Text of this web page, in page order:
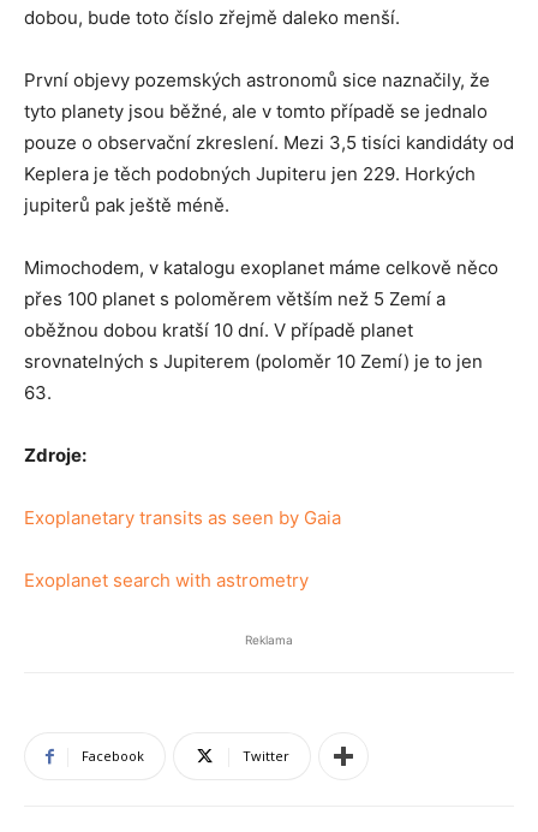
dobou, bude toto číslo zřejmě daleko menší.
První objevy pozemských astronomů sice naznačily, že
tyto planety jsou běžné, ale v tomto případě se jednalo
pouze o observační zkreslení. Mezi 3,5 tisíci kandidáty od
Keplera je těch podobných Jupiteru jen 229. Horkých
jupiterů pak ještě méně.
Mimochodem, v katalogu exoplanet máme celkově něco
přes 100 planet s poloměrem větším než 5 Zemí a
oběžnou dobou kratší 10 dní. V případě planet
srovnatelných s Jupiterem (poloměr 10 Zemí) je to jen
63.
Zdroje:
Exoplanetary transits as seen by Gaia
Exoplanet search with astrometry
Reklama
Facebook Twitter